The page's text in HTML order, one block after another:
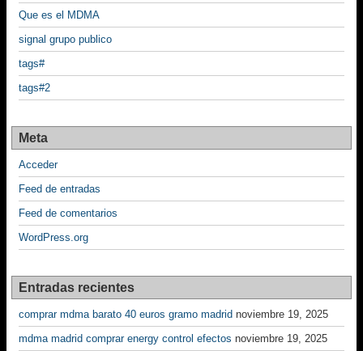
Que es el MDMA
signal grupo publico
tags#
tags#2
Meta
Acceder
Feed de entradas
Feed de comentarios
WordPress.org
Entradas recientes
comprar mdma barato 40 euros gramo madrid noviembre 19, 2025
mdma madrid comprar energy control efectos noviembre 19, 2025